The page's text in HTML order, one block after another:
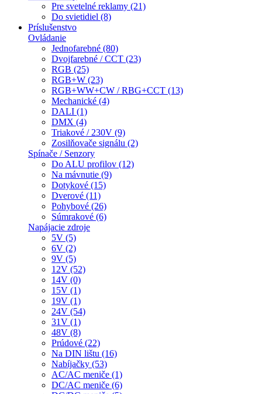
Pre svetelné reklamy (21)
Do svietidiel (8)
Príslušenstvo
Ovládanie
Jednofarebné (80)
Dvojfarebné / CCT (23)
RGB (25)
RGB+W (23)
RGB+WW+CW / RBG+CCT (13)
Mechanické (4)
DALI (1)
DMX (4)
Triakové / 230V (9)
Zosilňovače signálu (2)
Spínače / Senzory
Do ALU profilov (12)
Na mávnutie (9)
Dotykové (15)
Dverové (11)
Pohybové (26)
Súmrakové (6)
Napájacie zdroje
5V (5)
6V (2)
9V (5)
12V (52)
14V (0)
15V (1)
19V (1)
24V (54)
31V (1)
48V (8)
Prúdové (22)
Na DIN lištu (16)
Nabíjačky (53)
AC/AC meniče (1)
DC/AC meniče (6)